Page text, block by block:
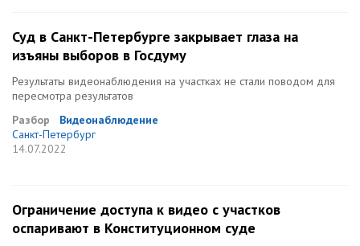
Суд в Санкт-Петербурге закрывает глаза на
изъяны выборов в Госдуму
Результаты видеонаблюдения на участках не стали поводом для
пересмотра результатов
Разбор
Видеонаблюдение
Санкт-Петербург
14.07.2022
Ограничение доступа к видео с участков
оспаривают в Конституционном суде